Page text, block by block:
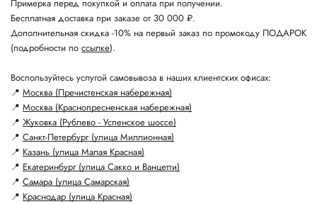
Примерка перед покупкой и оплата при получении.
Бесплатная доставка при заказе от 30 000 ₽.
Дополнительная скидка -10% на первый заказ по промокоду ПОДАРОК
(подробности по ссылке).
Воспользуйтесь услугой самовывоза в наших клиентских офисах:
📍 Москва (Пречистенская набережная)
📍 Москва (Краснопресненская набережная)
📍 Жуковка (Рублево - Успенское шоссе)
📍 Санкт-Петербург (улица Миллионная)
📍 Казань (улица Малая Красная)
📍 Екатеринбург (улица Сакко и Ванцетти)
📍 Самара (улица Самарская)
📍 Краснодар (улица Красная)